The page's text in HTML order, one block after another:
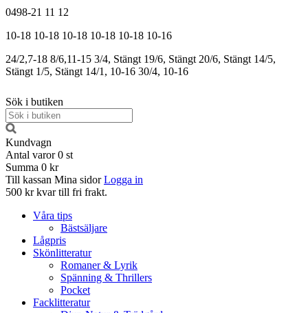
0498-21 11 12
10-18 10-18 10-18 10-18 10-18 10-16
24/2,7-18 8/6,11-15 3/4, Stängt 19/6, Stängt 20/6, Stängt 14/5,
Stängt 1/5, Stängt 14/1, 10-16 30/4, 10-16
Sök i butiken
Kundvagn
Antal varor 0 st
Summa 0 kr
Till kassan Mina sidor Logga in
500 kr kvar till fri frakt.
Våra tips
Bästsäljare
Lågpris
Skönlitteratur
Romaner & Lyrik
Spänning & Thrillers
Pocket
Facklitteratur